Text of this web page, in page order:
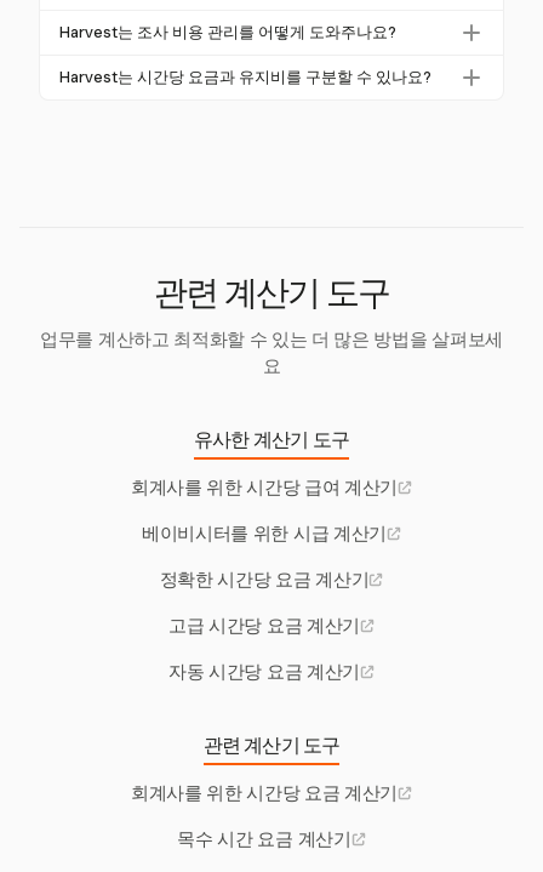
이러한 사항은 사전에 탐정과 논의하는 것이 중요합니
위치는 요금에 큰 영향을 미치며, 주요 도시에 있는 탐
더 많은 요금을 청구합니다. 지역에 따라 요금은 크게
Harvest는 조사 비용 관리를 어떻게 도와주나요?
Harvest는 비용 추적 기능을 통해 조사 비용 관리를 지
Harvest는 시간당 요금과 유지비를 구분할 수 있나요?
관련 계산기 도구
업무를 계산하고 최적화할 수 있는 더 많은 방법을 살펴보세
요
유사한 계산기 도구
회계사를 위한 시간당 급여 계산기
베이비시터를 위한 시급 계산기
정확한 시간당 요금 계산기
고급 시간당 요금 계산기
자동 시간당 요금 계산기
관련 계산기 도구
회계사를 위한 시간당 요금 계산기
목수 시간 요금 계산기